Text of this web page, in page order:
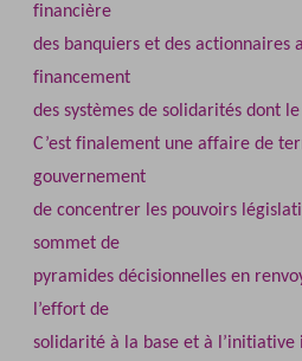
financière
des banquiers et des actionnaires
financement
des systèmes de solidarités dont
C’est finalement une affaire de
gouvernement
de concentrer les pouvoirs
sommet de
pyramides décisionnelles en
l’effort de
solidarité à la base et à l’initiative